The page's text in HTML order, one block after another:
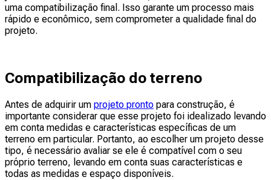
uma compatibilização final. Isso garante um processo mais
rápido e econômico, sem comprometer a qualidade final do
projeto.
Compatibilização do terreno
Antes de adquirir um projeto pronto para construção, é
importante considerar que esse projeto foi idealizado levando
em conta medidas e características específicas de um
terreno em particular. Portanto, ao escolher um projeto desse
tipo, é necessário avaliar se ele é compatível com o seu
próprio terreno, levando em conta suas características e
todas as medidas e espaço disponíveis.